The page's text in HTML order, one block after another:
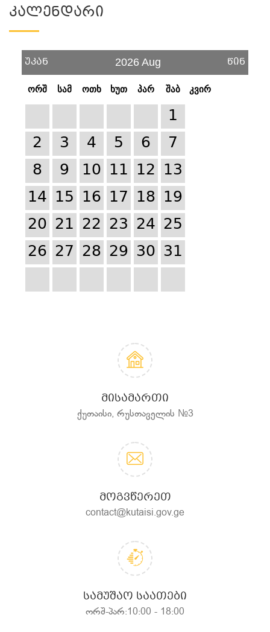
Კალენდარი
უკან 2026 Aug წინ
ორშ სამ ოთხ ხუთ პარ შაბ კვირ
1
2
3 4 5 6
7
8
9 10 11 12 13
14 15 16 17 18 19
20 21 22 23 24 25
26 27 28 29 30 31
ᲛᲘᲡᲐᲛᲐᲠᲗᲘ
ქუთაისი, რუსთაველის №3
ᲛᲝᲒᲕᲬᲔᲠᲔᲗ
contact@kutaisi.gov.ge
ᲡᲐᲛᲣᲨᲐᲝ ᲡᲐᲐᲗᲔᲑᲘ
ორშ-პარ:10:00 - 18:00